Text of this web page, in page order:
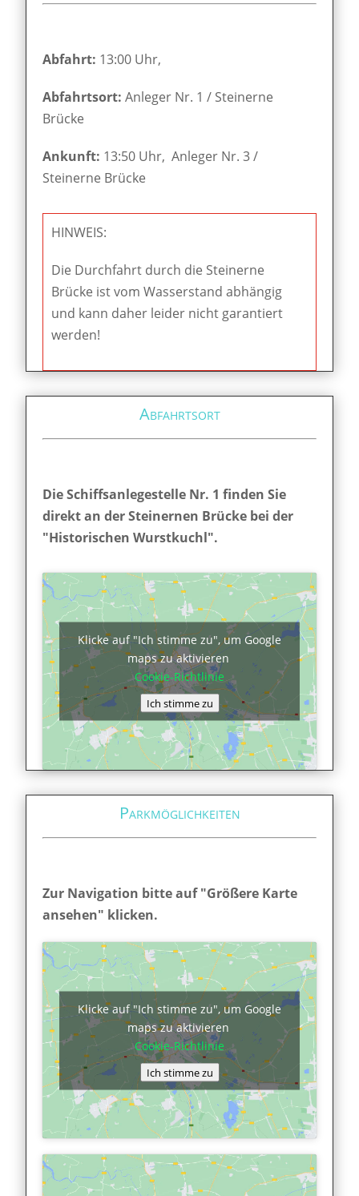
Abfahrt: 13:00 Uhr,
Abfahrtsort:Anleger Nr. 1 / Steinerne
Brücke
Ankunft: 13:50 Uhr, Anleger Nr. 3 /
Steinerne Brücke
HINWEIS:
Die Durchfahrt durch die Steinerne
Brücke ist vom Wasserstand abhängig
und kann daher leider nicht garantiert
werden!
Abfahrtsort
Die Schiffsanlegestelle Nr. 1 finden Sie
direkt an der Steinernen Brücke bei der
"Historischen Wurstkuchl".
Klicke auf "Ich stimme zu", um Google
maps zu aktivieren
Cookie-Richtlinie
Ich stimme zu
Parkmöglichkeiten
Zur Navigation bitte auf "Größere Karte
ansehen" klicken.
Klicke auf "Ich stimme zu", um Google
maps zu aktivieren
Cookie-Richtlinie
Ich stimme zu